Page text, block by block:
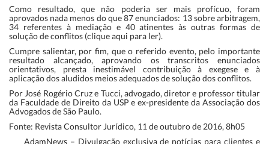
Como resultado, que não poderia ser mais profícuo, foram
aprovados nada menos do que 87 enunciados: 13 sobre arbitragem,
34 referentes à mediação e 40 atinentes às outras formas de
solução de conflitos (cliqueaqui para ler).
Cumpre salientar, por fim, que o referido evento, pelo importante
resultado alcançado, aprovando os transcritos enunciados
orientativos, presta inestimável contribuição à exegese e à
aplicação dos aludidos meios adequados de solução dos conflitos.
Por José Rogério Cruz e Tucci, advogado, diretor e professor titular
da Faculdade de Direito da USP e ex-presidente da Associação dos
Advogados de São Paulo.
Fonte: Revista Consultor Jurídico, 11 de outubro de 2016, 8h05
AdamNews– Divulgação exclusiva de notícias para clientes e